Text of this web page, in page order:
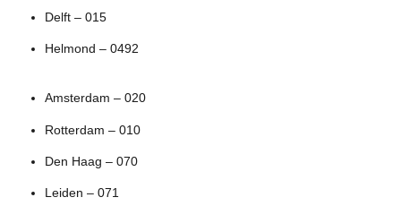
Delft – 015
Helmond – 0492
Amsterdam – 020
Rotterdam – 010
Den Haag – 070
Leiden – 071